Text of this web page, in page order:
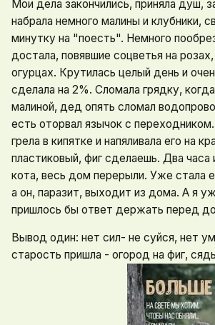
Мои дела закончились, приняла душ,
набрала немного малины и клубники,
минутку на "поесть". Немного
достала, повявшие соцветья на розах,
огурцах. Крутилась целый день и
сделала на 2%. Сломала грядку, когда
малиной, дед опять сломал
есть оторвал язычок с
грела в кипятке и напяливала его на
пластиковый, фиг сделаешь. Два часа
кота, весь дом перерыли. Уже стала
а он, паразит, выходит из дома. А я
пришлось бы ответ держать перед
Вывод один: нет сил- не суйся, нет
старость пришла - огород на фиг,